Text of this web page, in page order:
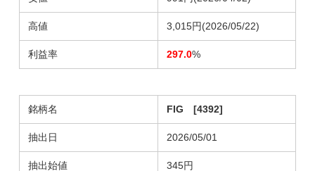
高値 3,015円(2026/05/22)
利益率 297.0%
銘柄名 FIG [4392]
抽出日 2026/05/01
抽出始値 345円